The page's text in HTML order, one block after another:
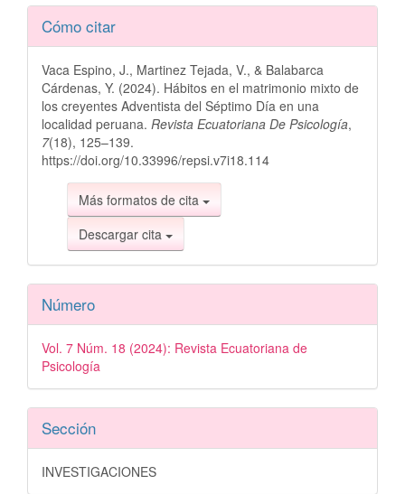
Detalles
del
artículo
Cómo citar
Vaca Espino, J., Martinez Tejada, V., & Balabarca
Cárdenas, Y. (2024). Hábitos en el matrimonio mixto de
los creyentes Adventista del Séptimo Día en una
localidad peruana. Revista Ecuatoriana De Psicología,
7(18), 125–139.
https://doi.org/10.33996/repsi.v7i18.114
Más formatos de cita
Descargar cita
Número
Vol. 7 Núm. 18 (2024): Revista Ecuatoriana de
Psicología
Sección
INVESTIGACIONES